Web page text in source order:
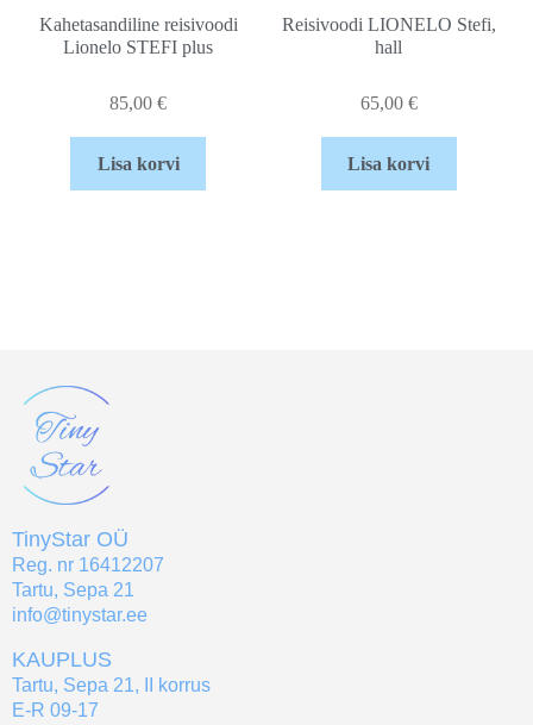
Kahetasandiline reisivoodi
Lionelo STEFI plus
85,00€
Lisa korvi
Reisivoodi LIONELO Stefi,
hall
65,00 €
Lisa korvi
TinyStar OÜ
Reg. nr 16412207
Tartu, Sepa 21
info@tinystar.ee
KAUPLUS
Tartu, Sepa 21, II korrus
E-R 09-17